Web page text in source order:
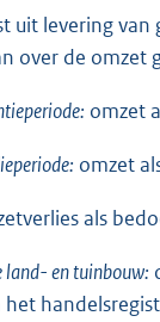
uit levering
over de omzet
omzet
omzet
als
land- en tuinbouw:
het